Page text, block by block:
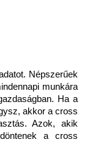
Népszerűek
munkára
Ha a
akkor a cross
Azok, akik
a cross